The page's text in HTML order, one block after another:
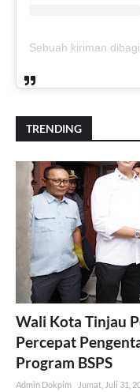
TRENDING
Wali Kota Tinjau
Percepat
Program BSPS
Admin Dokpim Jumat, Juli 31,